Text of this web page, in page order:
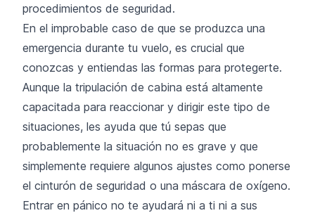
procedimientos de seguridad.
En el improbable caso de que se produzca una
emergencia durante tu vuelo, es crucial que
conozcas y entiendas las formas para protegerte.
Aunque la tripulación de cabina está altamente
capacitada para reaccionar y dirigir este tipo de
situaciones, les ayuda que tú sepas que
probablemente la situación no es grave y que
simplemente requiere algunos ajustes como ponerse
el cinturón de seguridad o una máscara de oxígeno.
Entrar en pánico no te ayudará ni a ti ni a sus